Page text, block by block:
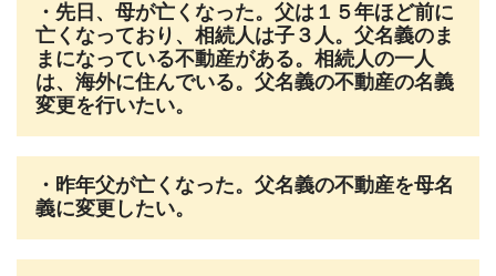
・先日、母が亡くなった。父は１５年ほど前に
亡くなっており、相続人は子３人。父名義のま
まになっている不動産がある。相続人の一人
は、海外に住んでいる。父名義の不動産の名義
変更を行いたい。
・昨年父が亡くなった。父名義の不動産を母名
義に変更したい。